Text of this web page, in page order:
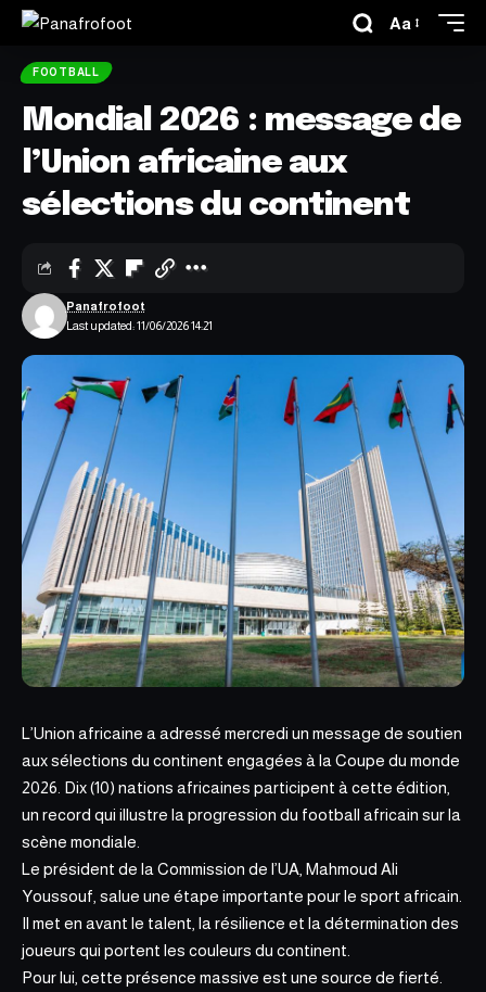
Aa
FOOTBALL
Mondial 2026 : message de
l’Union africaine aux
sélections du continent
Last updated: 11/06/2026 14:21
Panafrofoot
L’Union africaine a adressé mercredi un message de soutien
aux sélections du continent engagées à la Coupe du monde
2026. Dix (10) nations africaines participent à cette édition,
un record qui illustre la progression du football africain sur la
scène mondiale.
Le président de la Commission de l’UA, Mahmoud Ali
Youssouf, salue une étape importante pour le sport africain.
Il met en avant le talent, la résilience et la détermination des
joueurs qui portent les couleurs du continent.
Pour lui, cette présence massive est une source de fierté.